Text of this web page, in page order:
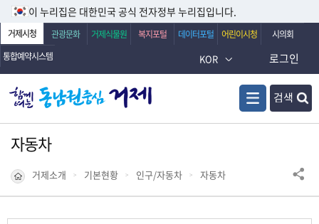
이 누리집은 대한민국 공식 전자정부 누리집입니다.
거제시청 관광문화 거제식물원 복지포털 데이터포털 어린이시청
시의회
통합예약시스템
KOR
검색
로그인
자동차
거제소개 기본현황 인구/자동차 자동차